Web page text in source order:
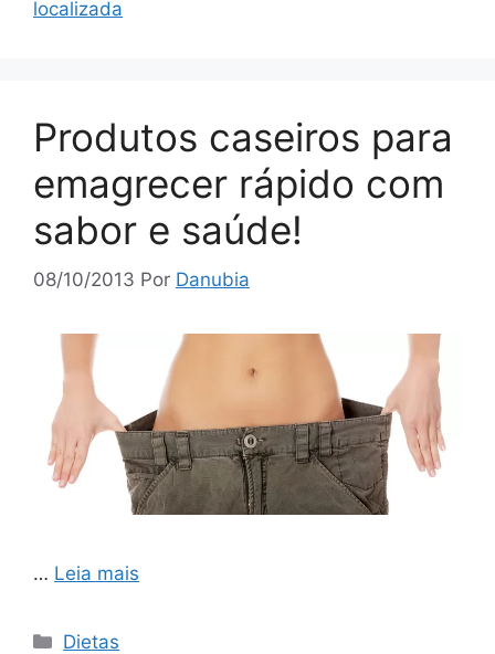
localizada
Produtos caseiros para
emagrecer rápido com
sabor e saúde!
08/10/2013 Por Danubia
… Leia mais
Categorias
Dietas